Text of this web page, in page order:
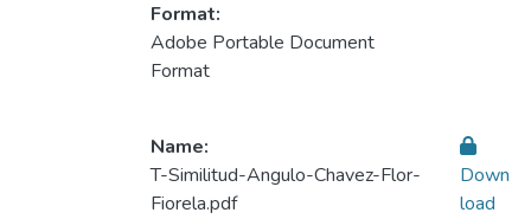
Format:
Adobe Portable Document
Format
Name:
T-Similitud-Angulo-Chavez-Flor-
Fiorela.pdf
Down
load